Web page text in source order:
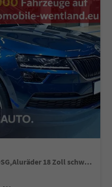
Sportline 2.0 TDI 110 kW DSG,Aluräder 18 Zoll schwarz, Sonderfarbe Stahlgrau,Phone Box, Klimaauromatik,LED MATRIX, dynamische Blinkleuchten,Drive Mode Seledct, Kessy Full, Navigation, Sun Set,Rückkamera, PDC,LED , 4J. Grantie, Virt. Cockpit